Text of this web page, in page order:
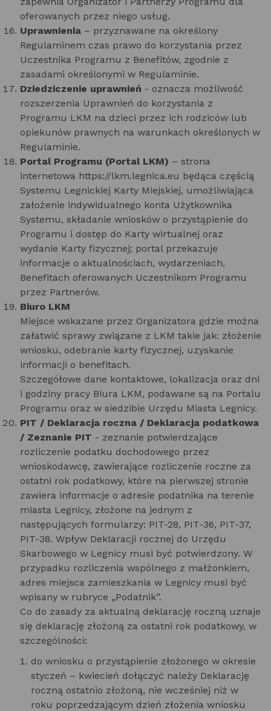
oferowanych przez niego usług.
Uprawnienia – przyznawane na określony
Regulaminem czas prawo do korzystania przez
Uczestnika Programu z Benefitów, zgodnie z
zasadami określonymi w Regulaminie.
Dziedziczenie uprawnień - oznacza możliwość
rozszerzenia Uprawnień do korzystania z
Programu LKM na dzieci przez ich rodziców lub
opiekunów prawnych na warunkach określonych w
Regulaminie.
Portal Programu (Portal LKM) – strona
internetowa https://lkm.legnica.eu będąca częścią
Systemu Legnickiej Karty Miejskiej, umożliwiająca
założenie indywidualnego konta Użytkownika
Systemu, składanie wniosków o przystąpienie do
Programu i dostęp do Karty wirtualnej oraz
wydanie Karty fizycznej; portal przekazuje
informacje o aktualnościach, wydarzeniach,
Benefitach oferowanych Uczestnikom Programu
przez Partnerów.
Biuro LKM
Miejsce wskazane przez Organizatora gdzie można
załatwić sprawy związane z LKM takie jak: złożenie
wniosku, odebranie karty fizycznej, uzyskanie
informacji o benefitach.
Szczegółowe dane kontaktowe, lokalizacja oraz dni
i godziny pracy Biura LKM, podawane są na Portalu
Programu oraz w siedzibie Urzędu Miasta Legnicy.
PIT / Deklaracja roczna / Deklaracja podatkowa
/ Zeznanie PIT - zeznanie potwierdzające
rozliczenie podatku dochodowego przez
wnioskodawcę, zawierające rozliczenie roczne za
ostatni rok podatkowy, które na pierwszej stronie
zawiera informacje o adresie podatnika na terenie
miasta Legnicy, złożone na jednym z
następujących formularzy: PIT-28, PIT-36, PIT-37,
PIT-38. Wpływ Deklaracji rocznej do Urzędu
Skarbowego w Legnicy musi być potwierdzony. W
przypadku rozliczenia wspólnego z małżonkiem,
adres miejsca zamieszkania w Legnicy musi być
wpisany w rubryce „Podatnik”.
Co do zasady za aktualną deklarację roczną uznaje
się deklarację złożoną za ostatni rok podatkowy, w
szczególności:
do wniosku o przystąpienie złożonego w okresie
styczeń – kwiecień dołączyć należy Deklarację
roczną ostatnio złożoną, nie wcześniej niż w
roku poprzedzającym dzień złożenia wniosku